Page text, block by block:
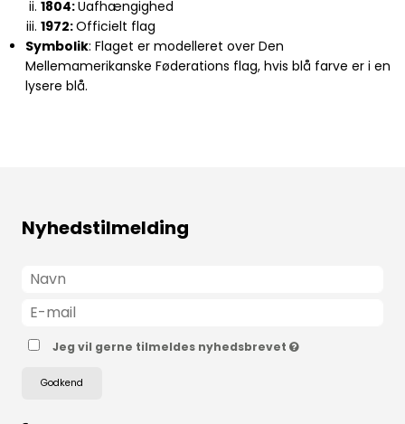
1804:Uafhængighed
1972:Officielt flag
Symbolik: Flaget er modelleret over Den
Mellemamerikanske Føderations flag, hvis blå farve er i en
lysere blå.
Nyhedstilmelding
Jeg vil gerne tilmeldes nyhedsbrevet
Godkend